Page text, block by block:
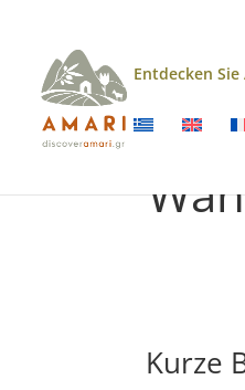
Entdecken Sie
Kurze